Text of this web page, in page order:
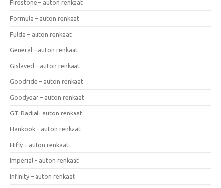
Firestone – auton renkaat
Formula – auton renkaat
Fulda – auton renkaat
General – auton renkaat
Gislaved – auton renkaat
Goodride – auton renkaat
Goodyear – auton renkaat
GT-Radial- auton renkaat
Hankook – auton renkaat
Hifly – auton renkaat
Imperial – auton renkaat
Infinity – auton renkaat